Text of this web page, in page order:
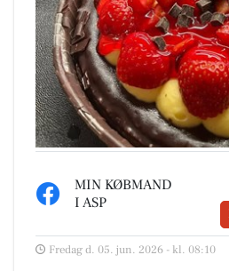
MIN KØBMAND
I ASP
Fredag d. 05. jun. 2026 - kl. 08:10